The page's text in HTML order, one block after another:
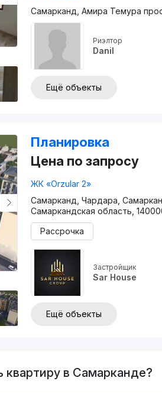
Самарканд, Амира Темура
Риэлтор
Danil
Ещё объекты
Планировка
Цена по запросу
ЖК «Orzular 2»
Самарканд, Чардара,
Самаркандская область,
Рассрочка
Застройщик
Sar House
Ещё объекты
квартиру в Самарканде?